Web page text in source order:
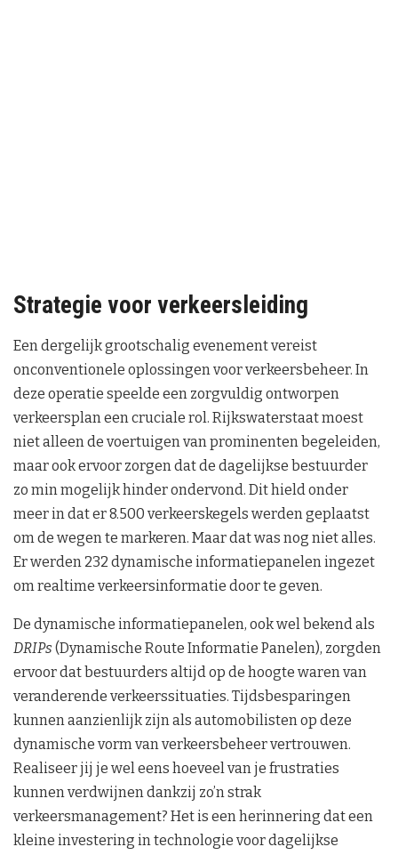
Strategie voor verkeersleiding
Een dergelijk grootschalig evenement vereist
onconventionele oplossingen voor verkeersbeheer. In
deze operatie speelde een zorgvuldig ontworpen
verkeersplan een cruciale rol. Rijkswaterstaat moest
niet alleen de voertuigen van prominenten begeleiden,
maar ook ervoor zorgen dat de dagelijkse bestuurder
zo min mogelijk hinder ondervond. Dit hield onder
meer in dat er 8.500 verkeerskegels werden geplaatst
om de wegen te markeren. Maar dat was nog niet alles.
Er werden 232 dynamische informatiepanelen ingezet
om realtime verkeersinformatie door te geven.
De dynamische informatiepanelen, ook wel bekend als
DRIPs (Dynamische Route Informatie Panelen), zorgden
ervoor dat bestuurders altijd op de hoogte waren van
veranderende verkeerssituaties. Tijdsbesparingen
kunnen aanzienlijk zijn als automobilisten op deze
dynamische vorm van verkeersbeheer vertrouwen.
Realiseer jij je wel eens hoeveel van je frustraties
kunnen verdwijnen dankzij zo’n strak
verkeersmanagement? Het is een herinnering dat een
kleine investering in technologie voor dagelijkse